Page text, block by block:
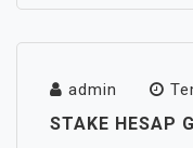
admin
STAKE HESAP